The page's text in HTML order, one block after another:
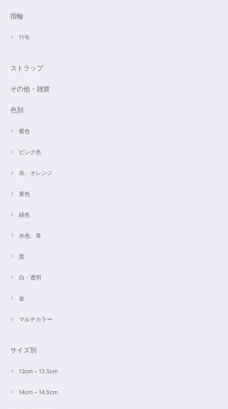
指輪
11号
ストラップ
その他・雑貨
色別
紫色
ピンク色
赤、オレンジ
黄色
緑色
水色、青
黒
白・透明
金
マルチカラー
サイズ別
13cm～13.5cm
14cm～14.5cm